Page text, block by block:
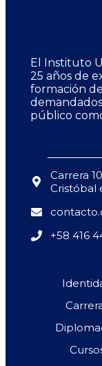
El Instituto
25 años de
formación
público
Carrera
Cristóbal
+58 416